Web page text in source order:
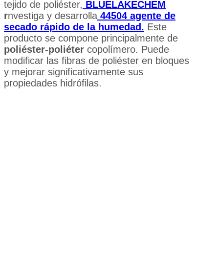
tejido de poliéster, BLUELAKECHEM
rnvestiga y desarrolla 44504 agente de
secado rápido de la humedad. Este
producto se compone principalmente de
poliéster-poliéter copolímero. Puede
modificar las fibras de poliéster en bloques
y mejorar significativamente sus
propiedades hidrófilas.